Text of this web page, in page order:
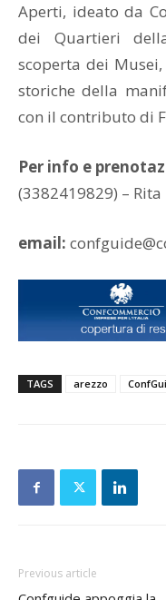
Aperti, ideato da
dei Quartieri
scoperta dei
storiche della
con il contributo di
Per info e
(3382419829) –
email:
TAGS arezzo
Previous article